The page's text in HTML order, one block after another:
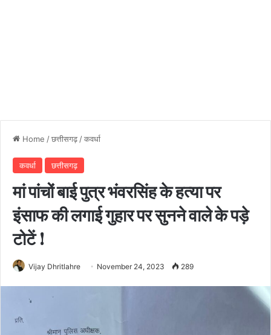
Home /छत्तीसगढ़ /कवर्धा
कवर्धा छत्तीसगढ़
मां पांचों बाई पुत्र भंवरसिंह के हत्या पर
इंसाफ की लगाई गुहार पर सुनने वाले के पड़े
टोटें !
Vijay Dhritlahre November 24, 2023 289